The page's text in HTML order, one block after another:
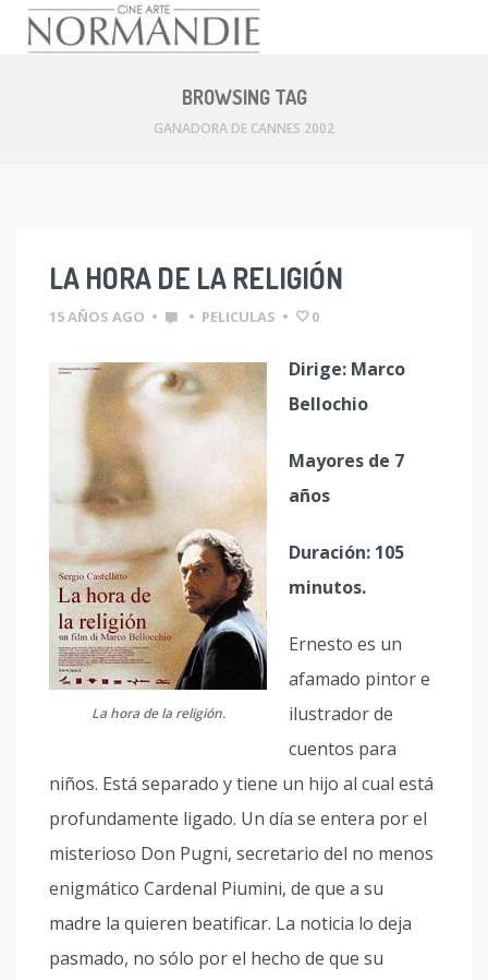
BROWSING TAG
GANADORA DE CANNES 2002
LA HORA DE LA RELIGIÓN
15 AÑOS AGO • • PELICULAS • 0
La hora de la religión.
Dirige: Marco
Bellochio
Mayores de 7
años
Duración: 105
minutos.
Ernesto es un
afamado pintor e
ilustrador de
cuentos para
niños. Está separado y tiene un hijo al cual está
profundamente ligado. Un día se entera por el
misterioso Don Pugni, secretario del no menos
enigmático Cardenal Piumini, de que a su
madre la quieren beatificar. La noticia lo deja
pasmado, no sólo por el hecho de que su